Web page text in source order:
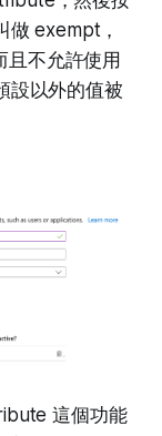
做 exempt，
且不允許使用
設以外的值被
這個功能